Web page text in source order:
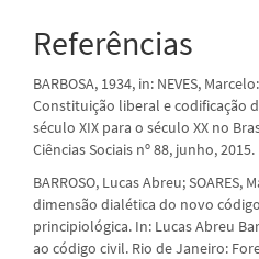
Referências
BARBOSA, 1934, in: NEVES,
Constituição liberal e codificação
século XIX para o século XX no
Ciências Sociais nº 88, junho, 2015.
BARROSO, Lucas Abreu; SOARES,
dimensão dialética do novo
principiológica. In: Lucas Abreu
ao código civil. Rio de Janeiro: